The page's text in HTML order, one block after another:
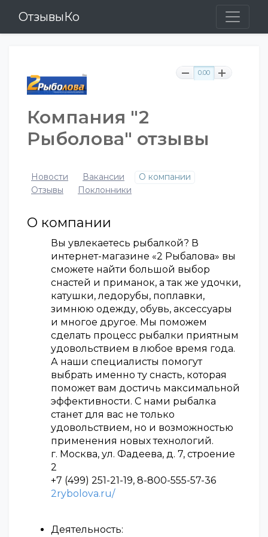
ОтзывыКо
0.00
Компания "2
Рыболова" отзывы
Новости Вакансии
О компании
Отзывы
Поклонники
О компании
Вы увлекаетесь рыбалкой? В
интернет-магазине «2 Рыбалова» вы
сможете найти большой выбор
снастей и приманок, а так же удочки,
катушки, ледорубы, поплавки,
зимнюю одежду, обувь, аксессуары
и многое другое. Мы поможем
сделать процесс рыбалки приятным
удовольствием в любое время года.
А наши специалисты помогут
выбрать именно ту снасть, которая
поможет вам достичь максимальной
эффективности. С нами рыбалка
станет для вас не только
удовольствием, но и возможностью
применения новых технологий.
г. Москва, ул. Фадеева, д. 7, строение
2
+7 (499) 251-21-19, 8-800-555-57-36
2rybolova.ru/
Деятельность: